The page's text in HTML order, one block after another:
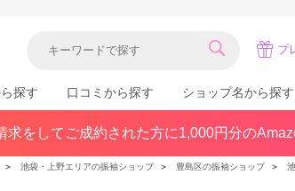
プ
県(30)
関東
東京都(383)
千葉県(183)
探す 口コミから探す ショップ名から探す
をしてご成約された方に1,000円分の
＞ 池袋・上野エリアの振袖ショップ ＞ 豊島区の振袖ショップ ＞